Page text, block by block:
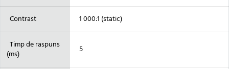
Contrast 1 000:1 (static)
Timp de raspuns
(ms)
5